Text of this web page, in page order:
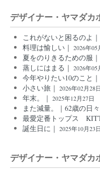
デザイナー・ヤマダカ
これがないと困るのよ｜
料理は愉しい｜ 2026年05
夏をのりきるための服｜
蒸しにはまる｜ 2026年05
今年やりたい10のこと｜
小さい旅｜ 2026年02月28日
年末。｜ 2025年12月27日
また減量。｜62歳の日
最愛定番トップス
誕生日に｜ 2025年10月23日
デザイナー・ヤマダカ